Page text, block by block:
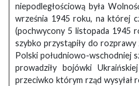
niepodległościową była
września 1945 roku, na której
(pochwycony 5 listopada 1945
szybko przystąpiły do
Polski południowo-wschodniej
prowadziły bojówki
przeciwko którym rząd wysyłał